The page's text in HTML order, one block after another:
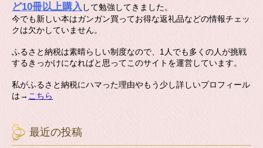
ど10冊以上購入 して勉強してきました。
今でも新しい本はガンガン買ってお得な返礼品などの情報チェッ
クは欠かしていません。
ふるさと納税は素晴らしい制度なので、1人でも多くの人が挑戦
するきっかけになればと思ってこのサイトを運営しています。
私がふるさと納税にハマった理由やもう少し詳しいプロフィール
は→ こちら
最近の投稿